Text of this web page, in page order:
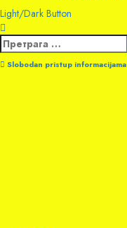
Light/Dark Button
Претрага
за:
Slobodan pristup informacijama